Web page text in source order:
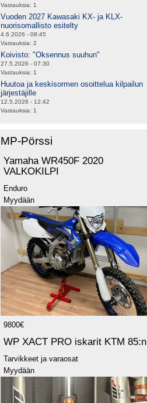
Vastauksia: 1
Vuoden 2027 Kawasaki KX- ja KLX-
nuorisomallisto esitelty
4.6.2026 - 08:45
Vastauksia: 2
Koivisto: "Oksennus suuhun"
27.5.2026 - 07:30
Vastauksia: 1
Huutoa ja keskisormen osoittelua kilpailun
järjestäjille
12.5.2026 - 12:42
Vastauksia: 1
MP-Pörssi
Yamaha WR450F 2020
VALKOKILPI
Enduro
Myydään
9800€
WP XACT PRO iskarit KTM 85:n
Tarvikkeet ja varaosat
Myydään